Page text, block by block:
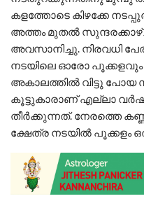
കളത്തോടെ കിഴക്കേ
അത്തം മുതല്‍
അവസാനിച്ചു. നിരവധി
നടയിലെ ഓരോ
അകാലത്തിൽ വിട്ടു പോയ
കൂട്ടുകാരാണ് എല്ലാ
തീർക്കുന്നത്. നേരത്തെ
ക്ഷേത്ര നടയിൽ പൂക്കളം